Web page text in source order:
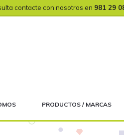
contacte con nosotros en 981 29
PRODUCTOS / MARCAS